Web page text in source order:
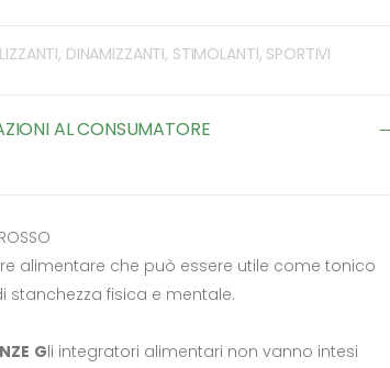
DINAMIZZANTI, STIMOLANTI, SPORTIVI
AL CONSUMATORE
alimentare che può essere utile come tonico
stanchezza fisica e mentale.
Gli integratori alimentari non vanno intesi